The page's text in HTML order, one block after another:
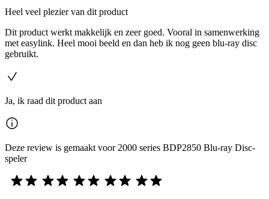
Heel veel plezier van dit product
Dit product werkt makkelijk en zeer goed. Vooral in samenwerking
met easylink. Heel mooi beeld en dan heb ik nog geen blu-ray disc
gebruikt.
Ja, ik raad dit product aan
Deze review is gemaakt voor 2000 series BDP2850 Blu-ray Disc-
speler